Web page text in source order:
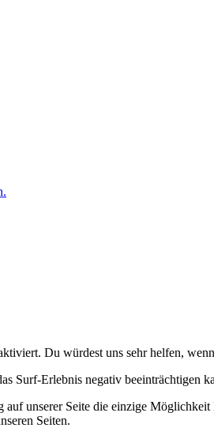
Du würdest uns sehr helfen,
Surf-Erlebnis negativ beeinträchtigen
auf unserer Seite die einzige
Seiten.